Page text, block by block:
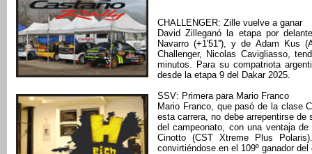
CHALLENGER: Zille vuelve a ganar
David Zilleganó la etapa por
Navarro (+1'51''), y de Adam Kus
Challenger, Nicolas Cavigliasso,
minutos. Para su compatriota
desde la etapa 9 del Dakar 2025.
SSV: Primera para Mario Franco
Mario Franco, que pasó de la clase
esta carrera, no debe arrepentirse
del campeonato, con una ventaja
Cinotto (CST Xtreme Plus
convirtiéndose en el 109º ganador